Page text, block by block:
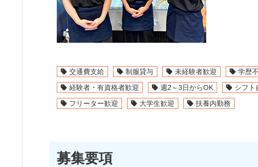
交通費支給 制服貸与 未経験者歓迎 学歴
経験者・有資格者歓迎
週2～3日からOK シフト
フリーター歓迎
大学生歓迎 扶養内勤務
募集要項